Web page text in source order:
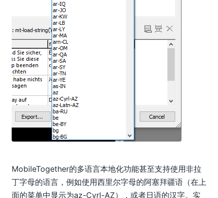
MobileTogether的多语言本地化功能甚至支持使用非拉
丁字母的语言，例如使用西里尔字母的阿塞拜疆语（在上
面的菜单中显示为az-Cyrl-AZ），或者日语的汉字。实